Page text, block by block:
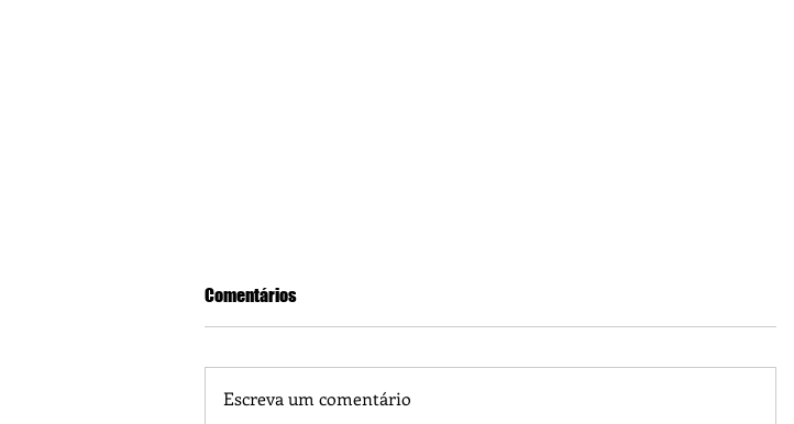
Comentários
Escreva um comentário